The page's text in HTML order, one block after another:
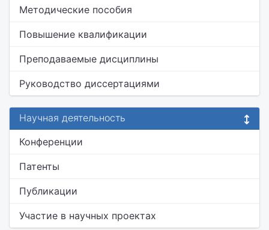
Методические пособия
Повышение квалификации
Преподаваемые дисциплины
Руководство диссертациями
Научная деятельность
Конференции
Патенты
Публикации
Участие в научных проектах